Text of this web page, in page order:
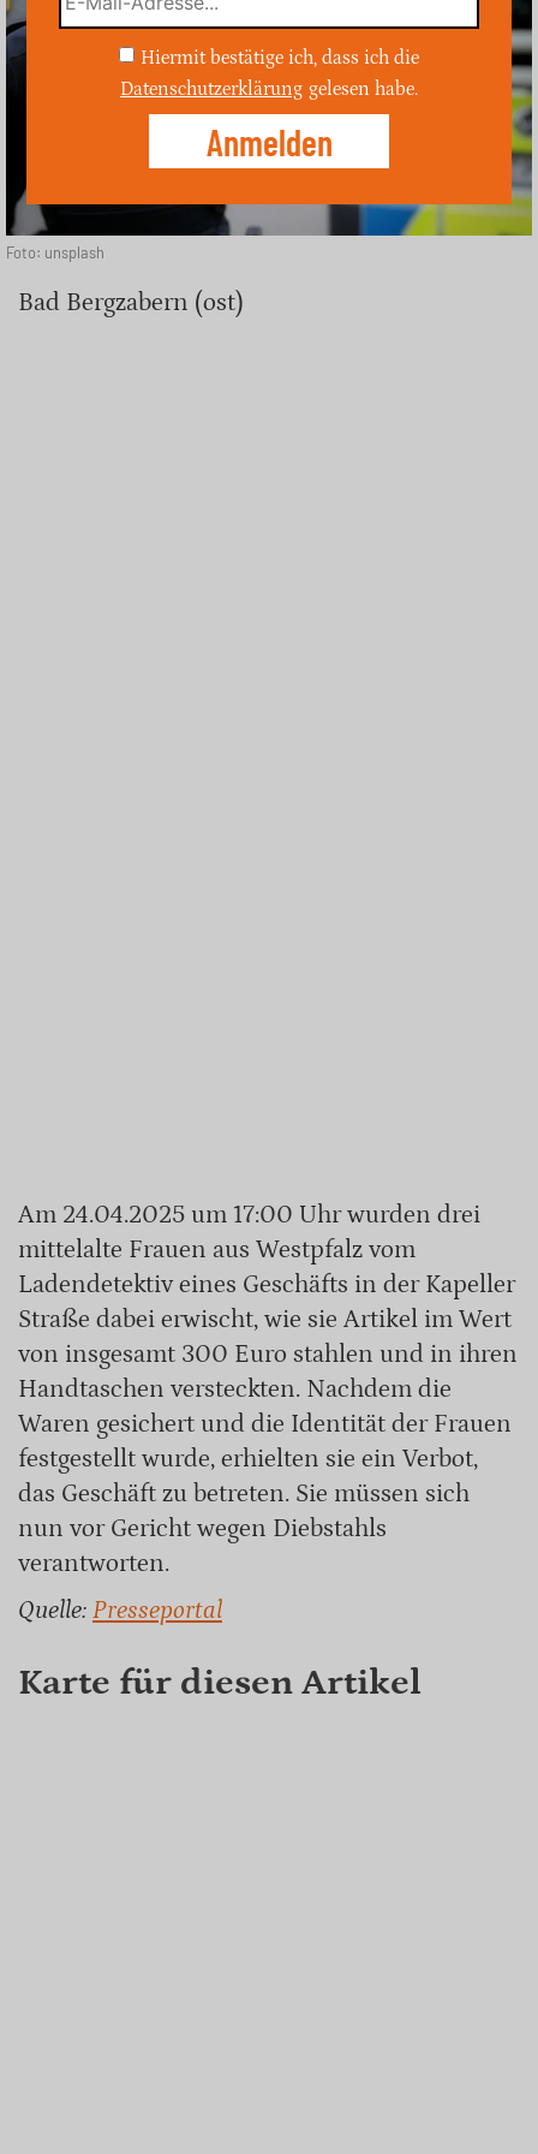
Foto: unsplash
Bad Bergzabern (ost)
Am 24.04.2025 um 17:00 Uhr wurden drei
mittelalte Frauen aus Westpfalz vom
Ladendetektiv eines Geschäfts in der Kapeller
Straße dabei erwischt, wie sie Artikel im Wert
von insgesamt 300 Euro stahlen und in ihren
Handtaschen versteckten. Nachdem die
Waren gesichert und die Identität der Frauen
festgestellt wurde, erhielten sie ein Verbot,
das Geschäft zu betreten. Sie müssen sich
nun vor Gericht wegen Diebstahls
verantworten.
Quelle: Presseportal
Karte für diesen Artikel
Hiermit bestätige ich, dass ich die
Datenschutzerklärung gelesen habe.